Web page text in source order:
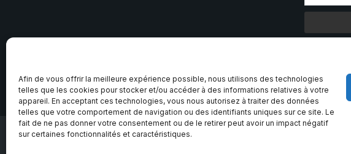
Afin de vous offrir la meilleure expérience possible, nous utilisons des technologies
telles que les cookies pour stocker et/ou accéder à des informations relatives à votre
appareil. En acceptant ces technologies, vous nous autorisez à traiter des données
telles que votre comportement de navigation ou des identifiants uniques sur ce site. Le
fait de ne pas donner votre consentement ou de le retirer peut avoir un impact négatif
sur certaines fonctionnalités et caractéristiques.
2025 MinHe Company. Tous droits réservés.